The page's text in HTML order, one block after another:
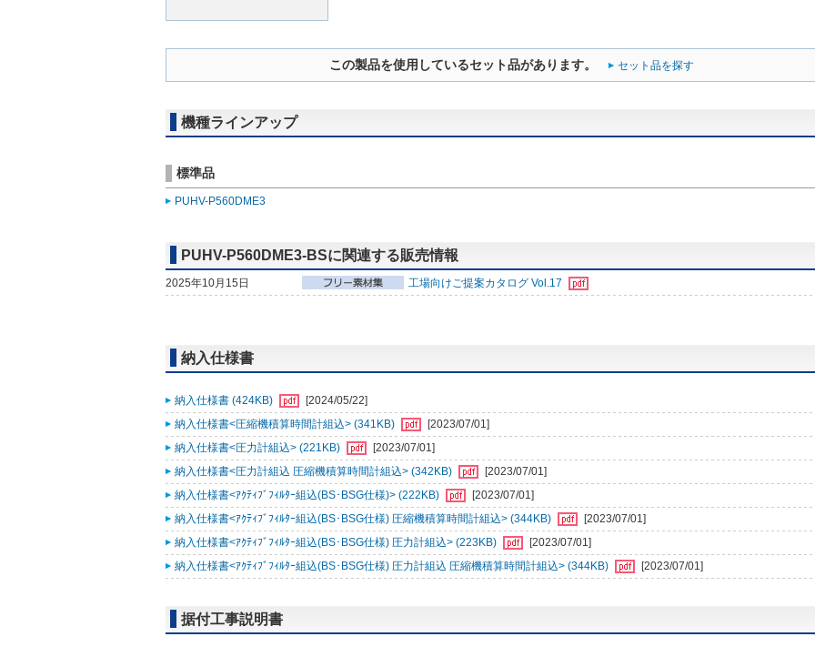
この製品を使用しているセット品があります。 セット品を探す
機種ラインアップ
標準品
PUHV-P560DME3
PUHV-P560DME3-BSに関連する販売情報
2025年10月15日 工場向けご提案カタログ Vol.17
納入仕様書
納入仕様書 (424KB)
[2024/05/22]
納入仕様書<圧縮機積算時間計組込> (341KB)
[2023/07/01]
納入仕様書<圧力計組込> (221KB)
[2023/07/01]
納入仕様書<圧力計組込 圧縮機積算時間計組込> (342KB)
[2023/07/01]
納入仕様書<ｱｸﾃｨﾌﾞﾌｨﾙﾀｰ組込(BS･BSG仕様)> (222KB)
[2023/07/01]
納入仕様書<ｱｸﾃｨﾌﾞﾌｨﾙﾀｰ組込(BS･BSG仕様) 圧縮機積算時間計組込> (344KB)
[2023/07/01]
納入仕様書<ｱｸﾃｨﾌﾞﾌｨﾙﾀｰ組込(BS･BSG仕様) 圧力計組込> (223KB)
[2023/07/01]
納入仕様書<ｱｸﾃｨﾌﾞﾌｨﾙﾀｰ組込(BS･BSG仕様) 圧力計組込 圧縮機積算時間計組込> (344KB)
[2023/07/01]
据付工事説明書